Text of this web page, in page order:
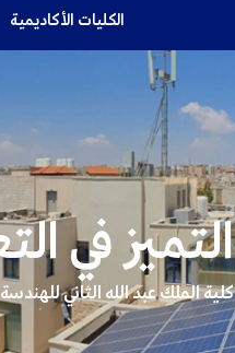
الكليات الأكاديمية
التميز في
كلية الملك عبد الله الثاني للهندسة